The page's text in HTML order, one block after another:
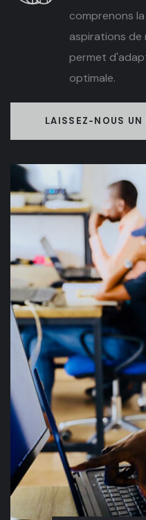
comprenons
aspirations de
permet
optimale.
LAISSEZ-NOUS UN